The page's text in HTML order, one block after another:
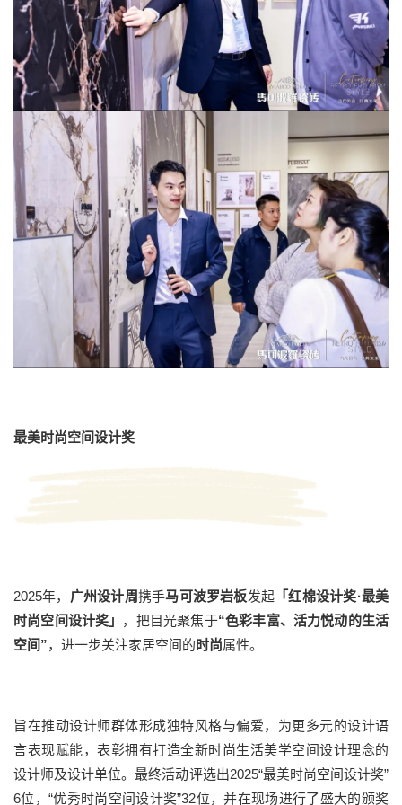
最美时尚空间设计奖
2025年， 广州设计周携手马可波罗岩板发起 「红棉设计奖·最美
时尚空间设计奖」 ，把目光聚焦于“色彩丰富、活力悦动的生活
空间”，进一步关注家居空间的时尚属性。
旨在推动设计师群体形成独特风格与偏爱，为更多元的设计语
言表现赋能，表彰拥有打造全新时尚生活美学空间设计理念的
设计师及设计单位。最终活动评选出2025“最美时尚空间设计奖”
6位，“优秀时尚空间设计奖”32位，并在现场进行了盛大的颁奖